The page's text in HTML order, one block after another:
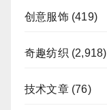
创意服饰(419)
奇趣纺织 (2,918)
技术文章(76)